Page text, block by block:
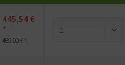
445,54 €
*
469,00 € *